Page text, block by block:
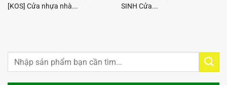
[KOS] Cửa nhựa nhà...
SINH Cửa...